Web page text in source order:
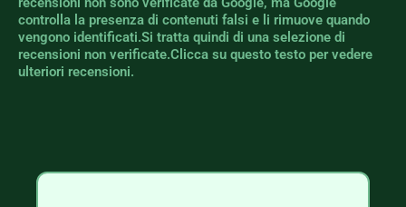
controlla la presenza di contenuti falsi e li rimuove quando
vengono identificati.Si tratta quindi di una selezione di
recensioni non verificate.Clicca su questo testo per vedere
ulteriori recensioni.